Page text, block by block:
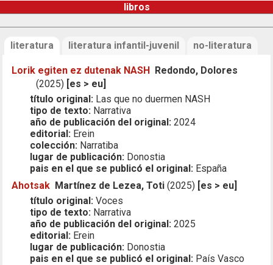
libros
literatura literatura infantil-juvenil no-literatura
Lorik egiten ez dutenak NASH Redondo, Dolores
(2025) [es > eu]
título original: Las que no duermen NASH
tipo de texto: Narrativa
año de publicación del original: 2024
editorial: Erein
colección: Narratiba
lugar de publicación: Donostia
pais en el que se publicó el original: España
Ahotsak Martínez de Lezea, Toti (2025) [es > eu]
título original: Voces
tipo de texto: Narrativa
año de publicación del original: 2025
editorial: Erein
lugar de publicación: Donostia
pais en el que se publicó el original: País Vasco